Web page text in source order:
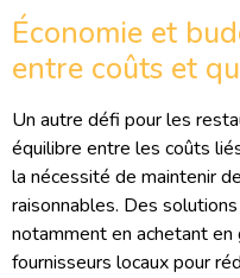
Économie et
entre coûts et
Un autre défi pour les
équilibre entre les coûts
la nécessité de maintenir
raisonnables. Des
notamment en achetant
fournisseurs locaux pour